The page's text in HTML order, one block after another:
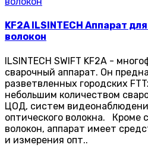
KF2A ILSINTECH Аппарат
волокон
ILSINTECH SWIFT KF2A -
сварочный аппарат. Он
разветвленных городских
небольшим количеством
ЦОД, систем
оптического волокна. Кроме
волокон, аппарат имеет
и измерения опт..